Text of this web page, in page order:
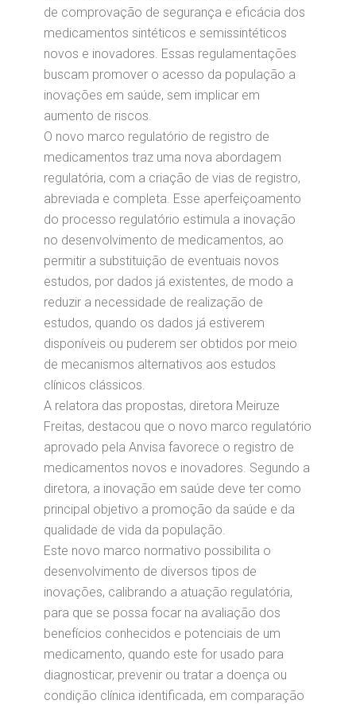
de comprovação de segurança e eficácia dos
medicamentos sintéticos e semissintéticos
novos e inovadores. Essas regulamentações
buscam promover o acesso da população a
inovações em saúde, sem implicar em
aumento de riscos.
O novo marco regulatório de registro de
medicamentos traz uma nova abordagem
regulatória, com a criação de vias de registro,
abreviada e completa. Esse aperfeiçoamento
do processo regulatório estimula a inovação
no desenvolvimento de medicamentos, ao
permitir a substituição de eventuais novos
estudos, por dados já existentes, de modo a
reduzir a necessidade de realização de
estudos, quando os dados já estiverem
disponíveis ou puderem ser obtidos por meio
de mecanismos alternativos aos estudos
clínicos clássicos.
A relatora das propostas, diretora Meiruze
Freitas, destacou que o novo marco regulatório
aprovado pela Anvisa favorece o registro de
medicamentos novos e inovadores. Segundo a
diretora, a inovação em saúde deve ter como
principal objetivo a promoção da saúde e da
qualidade de vida da população.
Este novo marco normativo possibilita o
desenvolvimento de diversos tipos de
inovações, calibrando a atuação regulatória,
para que se possa focar na avaliação dos
benefícios conhecidos e potenciais de um
medicamento, quando este for usado para
diagnosticar, prevenir ou tratar a doença ou
condição clínica identificada, em comparação